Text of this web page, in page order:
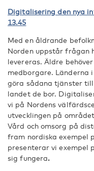
Digitalisering den nya
13.45
Med en åldrande
Norden uppstår frågan
levereras. Äldre
medborgare. Länderna
göra sådana tjänster
landet de bor.
vi på Nordens
utvecklingen på
Vård och omsorg på
fram nordiska exempel
presenterar vi exempel
sig fungera.